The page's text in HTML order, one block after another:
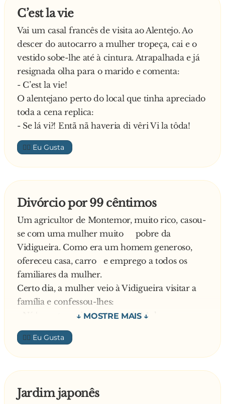
C’est la vie
Vai um casal francês de visita ao Alentejo. Ao
descer do autocarro a mulher tropeça, cai e o
vestido sobe-lhe até à cintura. Atrapalhada e já
resignada olha para o marido e comenta:
- C’est la vie!
O alentejano perto do local que tinha apreciado
toda a cena replica:
- Se lá vi?! Entã nã haveria di vêri Vi la tôda!
👍🏼
Divórcio por 99 cêntimos
Um agricultor de Montemor, muito rico, casou-
se com uma mulher muito pobre da
Vidigueira. Como era um homem generoso,
ofereceu casa, carro e emprego a todos os
familiares da mulher.
Certo dia, a mulher veio à Vidigueira visitar a
família e confessou-lhes:
- Ná ‘guento mais o mê marido! Acho que me
vou divorciar …
O pai, cheio de pena de perder um tão belo
genro, ainda reflectiu:
- Calma, menha filha, ele é um bom home,
te precipites…
👍🏼
Jardim japonês